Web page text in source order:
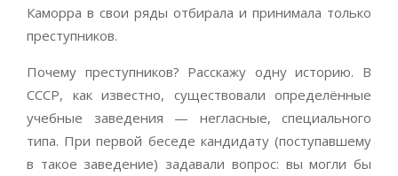
Каморра в свои ряды отбирала и принимала только
преступников.
Почему преступников? Расскажу одну историю. В
СССР, как известно, существовали определённые
учебные заведения — негласные, специального
типа. При первой беседе кандидату (поступавшему
в такое заведение) задавали вопрос: вы могли бы